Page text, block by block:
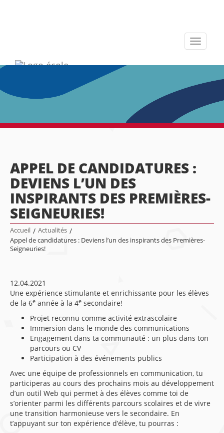
Toggle
APPEL DE CANDIDATURES :
DEVIENS L’UN DES
INSPIRANTS DES PREMIÈRES-
SEIGNEURIES!
Accueil / Actualités /
Appel de candidatures : Deviens l’un des inspirants des Premières-
Seigneuries!
12.04.2021
Une expérience stimulante et enrichissante pour les élèves
de la 6e année à la 4e secondaire!
Projet reconnu comme activité extrascolaire
Immersion dans le monde des communications
Engagement dans ta communauté : un plus dans ton
parcours ou CV
Participation à des événements publics
Avec une équipe de professionnels en communication, tu
participeras au cours des prochains mois au développement
d’un outil Web qui permet à des élèves comme toi de
s’orienter parmi les différents parcours scolaires et de vivre
une transition harmonieuse vers le secondaire. En
t’appuyant sur ton expérience d’élève, tu pourras :